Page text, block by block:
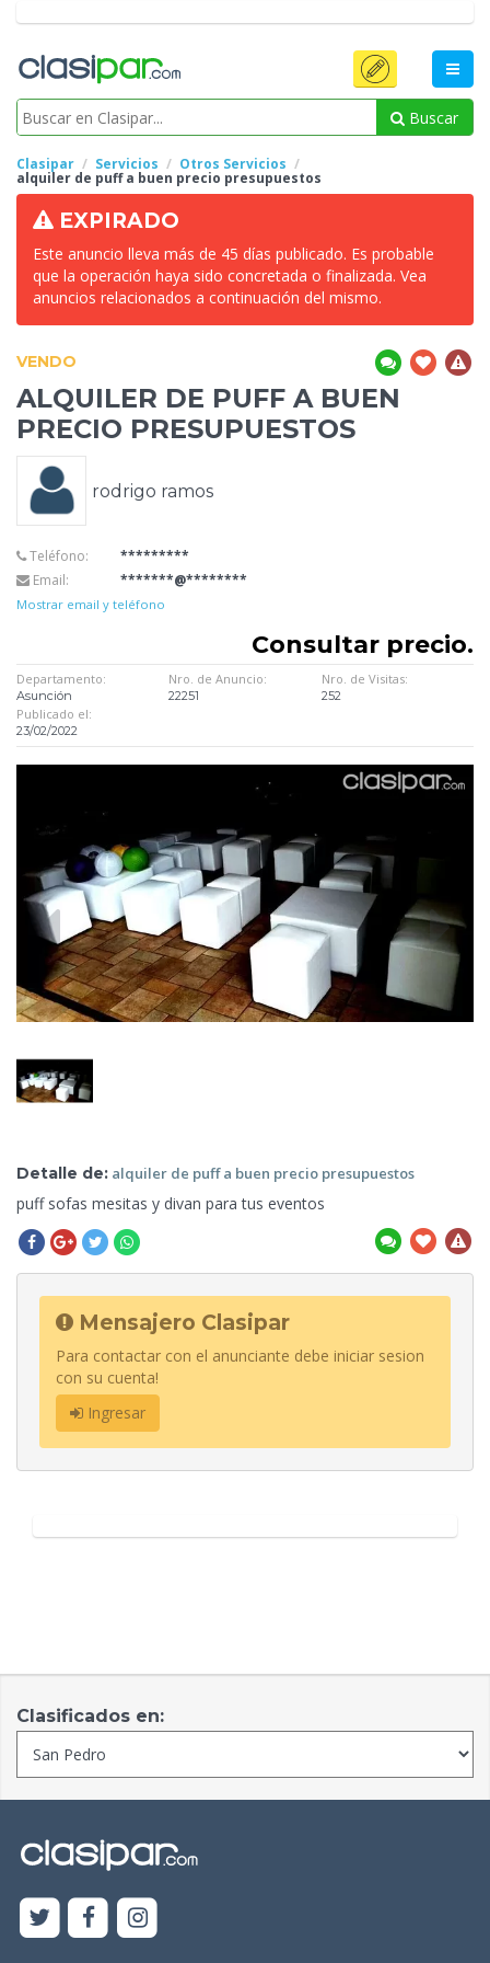
Buscar
Clasipar Servicios Otros Servicios
alquiler de puff a buen precio presupuestos
EXPIRADO
Este anuncio lleva más de 45 días publicado. Es probable
que la operación haya sido concretada o finalizada. Vea
anuncios relacionados a continuación del mismo.
VENDO
ALQUILER DE PUFF A BUEN
PRECIO PRESUPUESTOS
rodrigo ramos
Teléfono:
*********
Email:
*******@********
Mostrar email y teléfono
Consultar precio.
Departamento:
Asunción
Nro. de Anuncio:
22251
Nro. de Visitas:
252
Publicado el:
23/02/2022
Detalle de: alquiler de puff a buen precio presupuestos
puff sofas mesitas y divan paratus eventos
Mensajero Clasipar
Para contactar con el anunciante debe iniciar sesion
con su cuenta!
Ingresar
Clasificados en: